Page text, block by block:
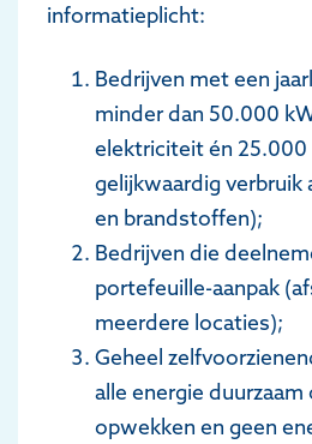
informatieplicht:
Bedrijven met een
minder dan 50.000
elektriciteit én 25.000
gelijkwaardig verbruik
en brandstoffen);
Bedrijven die
portefeuille-aanpak
meerdere locaties);
Geheel
alle energie duurzaam
opwekken en geen